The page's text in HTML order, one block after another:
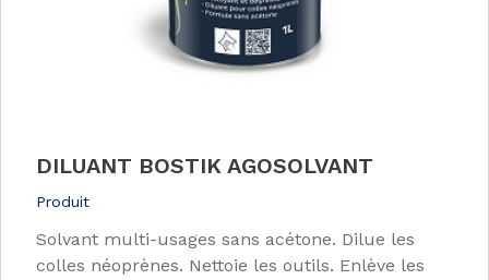
DILUANT BOSTIK AGOSOLVANT
Produit
Solvant multi-usages sans acétone. Dilue les
colles néoprènes. Nettoie les outils. Enlève les